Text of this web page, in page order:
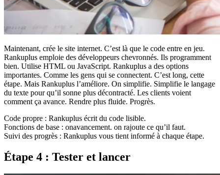
Maintenant, crée le site internet. C’est là que le code entre en jeu.
Rankuplus emploie des développeurs chevronnés. Ils programment
bien. Utilise HTML ou JavaScript. Rankuplus a des options
importantes. Comme les gens qui se connectent. C’est long, cette
étape. Mais Rankuplus l’améliore. On simplifie. Simplifie le langage
du texte pour qu’il sonne plus décontracté. Les clients voient
comment ça avance. Rendre plus fluide. Progrès.
Code propre : Rankuplus écrit du code lisible.
Fonctions de base : onavancement. on rajoute ce qu’il faut.
Suivi des progrès : Rankuplus vous tient informé à chaque étape.
Étape 4 : Tester et lancer